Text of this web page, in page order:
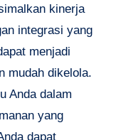
kinerja
integrasi yang
menjadi
mudah dikelola.
Anda dalam
yang
dapat